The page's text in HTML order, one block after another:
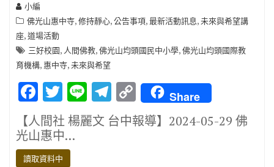
小編
佛光山惠中寺,修持靜心,公告事項,最新活動訊息,未來與希望講
座,道場活動
三好校園, 人間佛教,佛光山均頭國民中小學,佛光山均頭國際教
育機構, 惠中寺,未來與希望
F
ac
e
b
T
w
it
te
Li
n
e
T
el
e
C
o
p
Share
【人間社 楊麗文 台中報導】2024-05-29 佛
光山惠中…
讀取資料中